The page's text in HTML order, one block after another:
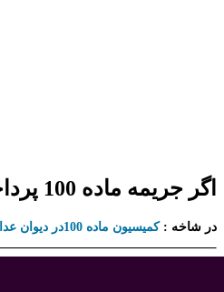
اگر جریمه ماده 100 پرداخت نشود
در شاخه : کمیسیون ماده 100در دیوان عدالت اداری - نمونه آرای دیوان عدالت اداری درباره کمیسیون ماده 100 شهرداری